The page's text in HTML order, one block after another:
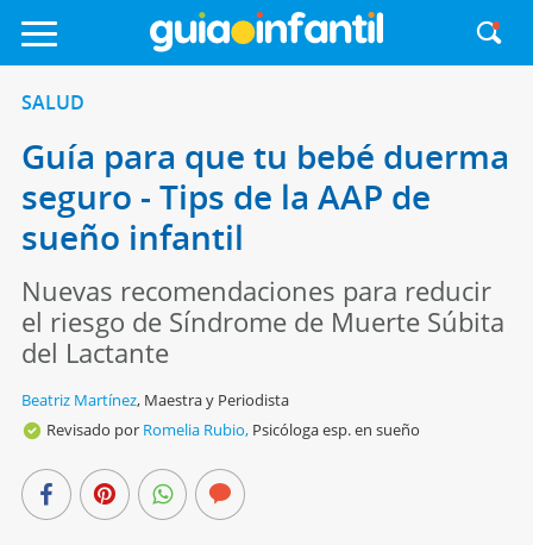
SALUD
Guía para que tu bebé duerma
seguro - Tips de la AAP de
sueño infantil
Nuevas recomendaciones para reducir
el riesgo de Síndrome de Muerte Súbita
del Lactante
Beatriz Martínez, Maestra y Periodista
Revisado por Romelia Rubio, Psicóloga esp. en sueño